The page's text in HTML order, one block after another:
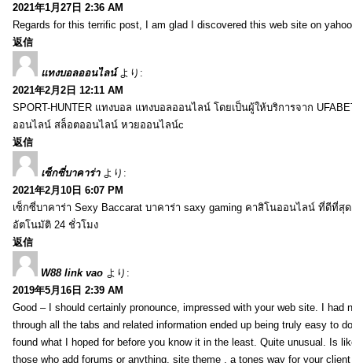
2021年1月27日 2:36 AM
Regards for this terrific post, I am glad I discovered this web site on
返信
แทงบอลออนไลน์ より:
2021年2月2日 12:11 AM
SPORT-HUNTER แทงบอล แทงบอลออนไลน์ โดยเป็นผู้ให้บริการจาก
ออนไลน์ สล็อตออนไลน์ หวยออนไลน์c
返信
เซ็กซี่บาคาร่า より:
2021年2月10日 6:07 PM
เซ็กซี่บาคาร่า Sexy Baccarat บาคาร่า saxy gaming คาสิโนออนไลน์ ที่ดีที่สุ
อัตโนมัติ 24 ชั่วโมง
返信
W88 link vao より:
2019年5月16日 2:39 AM
Good – I should certainly pronounce, impressed with your web site. I had
through all the tabs and related information ended up being truly easy to
found what I hoped for before you know it in the least. Quite unusual. Is
those who add forums or anything, site theme . a tones way for your